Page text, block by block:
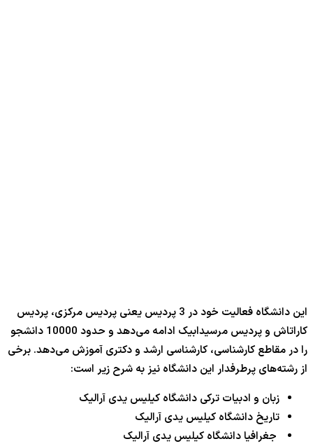
این دانشگاه فعالیت خود در 3 پردیس یعنی پردیس مرکزی، پردیس
کاراتاش و پردیس مرسیدابیک ادامه می‌دهد و حدود 10000 دانشجو
را در مقاطع کارشناسی، کارشناسی ارشد و دکتری آموزش می‌دهد. برخی
از رشته‌های پرطرفدار این دانشگاه نیز به شرح زیر است:
زبان و ادبیات ترکی دانشگاه کیلیس یدی آرالیک
تاریخ دانشگاه کیلیس یدی آرالیک
جغرافیا دانشگاه کیلیس یدی آرالیک